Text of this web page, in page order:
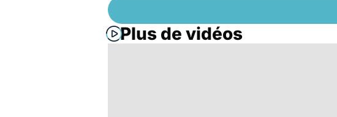
Plus de vidéos